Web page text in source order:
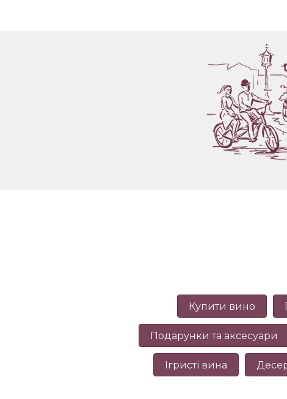
Купити вино
Подарунки та аксесуари
Ігристі вина